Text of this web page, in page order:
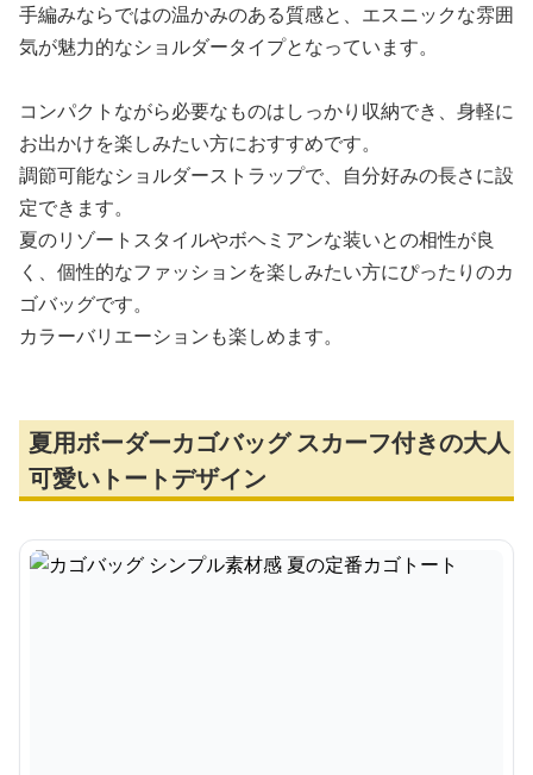
手編みならではの温かみのある質感と、エスニックな雰囲
気が魅力的なショルダータイプとなっています。
コンパクトながら必要なものはしっかり収納でき、身軽に
お出かけを楽しみたい方におすすめです。
調節可能なショルダーストラップで、自分好みの長さに設
定できます。
夏のリゾートスタイルやボヘミアンな装いとの相性が良
く、個性的なファッションを楽しみたい方にぴったりのカ
ゴバッグです。
カラーバリエーションも楽しめます。
夏用ボーダーカゴバッグ スカーフ付きの大人
可愛いトートデザイン